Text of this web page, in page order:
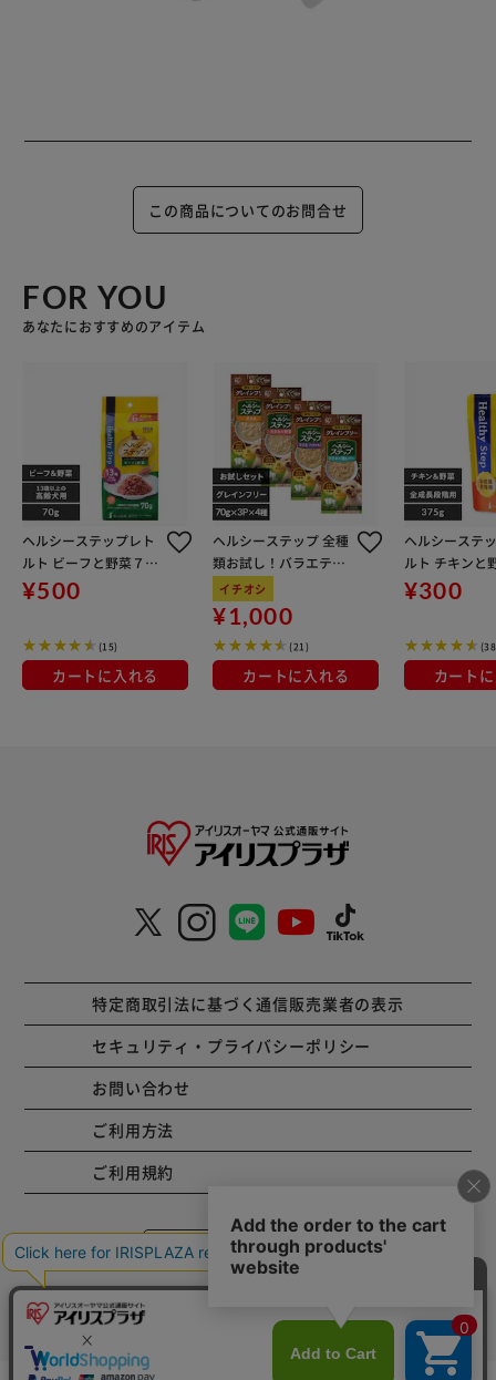
この商品についてのお問合せ
FOR YOU
あなたにおすすめのアイテム
ヘルシーステップレト
ルト ビーフと野菜７０
ｇ×６Ｐ １３歳以上用
¥500
(15)
カートに入れる
ヘルシーステップ 全種
類お試し！バラエティ
セット 犬 ウェットフー
ド
イチオシ
¥1,000
(21)
カートに入れる
ヘルシーステ
ルト チキンと
５ｇ 全成長段
¥300
カート
特定商取引法に基づく通信販売業者の表示
セキュリティ・プライバシーポリシー
お問い合わせ
ご利用方法
ご利用規約
コーポレートサイト
Copyright © 2001 IRISPLAZA. ALL Rights Reserved.